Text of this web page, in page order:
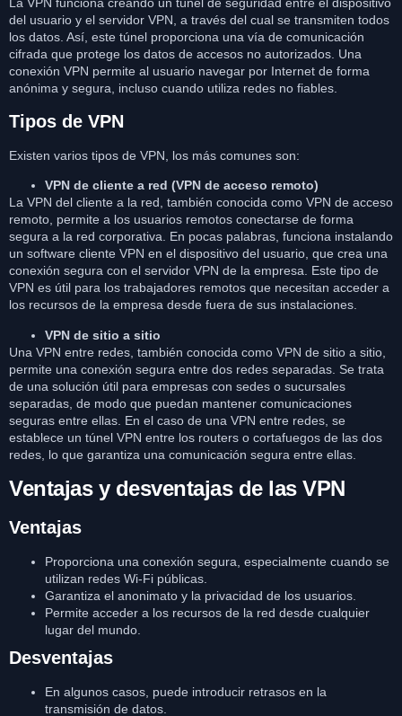
del usuario y el servidor VPN, a través del cual se transmiten todos
los datos. Así, este túnel proporciona una vía de comunicación
cifrada que protege los datos de accesos no autorizados. Una
conexión VPN permite al usuario navegar por Internet de forma
anónima y segura, incluso cuando utiliza redes no fiables.
Tipos de VPN
Existen varios tipos de VPN, los más comunes son:
VPN de cliente a red (VPN de acceso remoto)
La VPN del cliente a la red, también conocida como VPN de acceso
remoto, permite a los usuarios remotos conectarse de forma
segura a la red corporativa. En pocas palabras, funciona instalando
un software cliente VPN en el dispositivo del usuario, que crea una
conexión segura con el servidor VPN de la empresa. Este tipo de
VPN es útil para los trabajadores remotos que necesitan acceder a
los recursos de la empresa desde fuera de sus instalaciones.
VPN de sitio a sitio
Una VPN entre redes, también conocida como VPN de sitio a sitio,
permite una conexión segura entre dos redes separadas. Se trata
de una solución útil para empresas con sedes o sucursales
separadas, de modo que puedan mantener comunicaciones
seguras entre ellas. En el caso de una VPN entre redes, se
establece un túnel VPN entre los routers o cortafuegos de las dos
redes, lo que garantiza una comunicación segura entre ellas.
Ventajas y desventajas de las VPN
Ventajas
Proporciona una conexión segura, especialmente cuando se
utilizan redes Wi-Fi públicas.
Garantiza el anonimato y la privacidad de los usuarios.
Permite acceder a los recursos de la red desde cualquier
lugar del mundo.
Desventajas
En algunos casos, puede introducir retrasos en la
transmisión de datos.